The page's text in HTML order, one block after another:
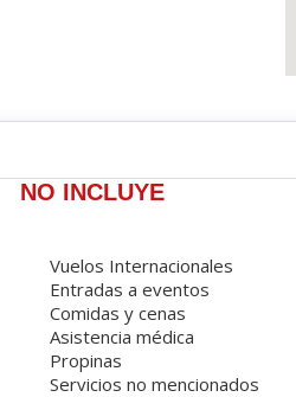
NO INCLUYE
Vuelos Internacionales
Entradas a eventos
Comidas y cenas
Asistencia médica
Propinas
Servicios no mencionados